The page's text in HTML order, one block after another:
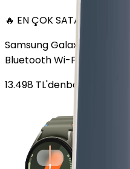
🔥 EN ÇOK SATAN
Samsung Galaxy Watch
Bluetooth Wi-Fi Yeşil
13.498 TL'denbaşlayan